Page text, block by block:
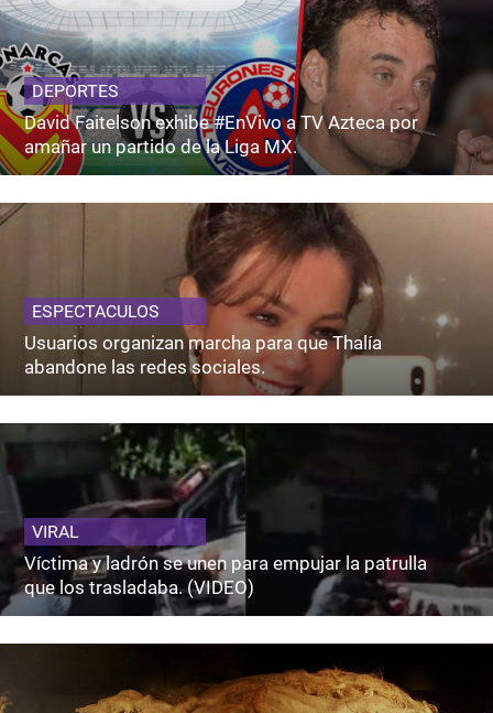
DEPORTES
David Faitelson exhibe #EnVivo a TV Azteca por
amañar un partido de la Liga MX.
ESPECTACULOS
Usuarios organizan marcha para que Thalía
abandone las redes sociales.
VIRAL
Víctima y ladrón se unen para empujar la patrulla
que los trasladaba. (VIDEO)